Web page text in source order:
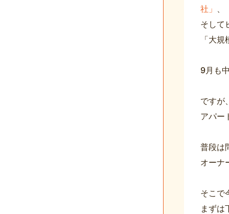
社」 、
そして
「大
9月も
ですが
アパー
普段は
オーナ
そこで
まずは